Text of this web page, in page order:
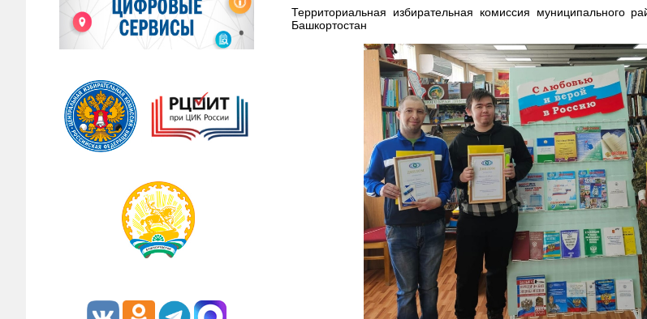
Территориальная избирательная комиссия муниципального
Башкортостан